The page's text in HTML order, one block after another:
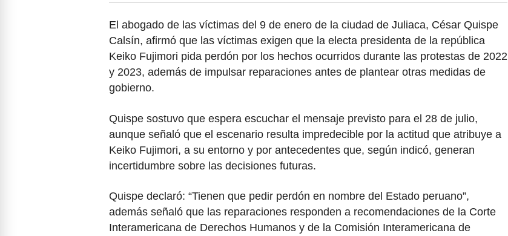
El abogado de las víctimas del 9 de enero de la ciudad de Juliaca, César Quispe
Calsín, afirmó que las víctimas exigen que la electa presidenta de la república
Keiko Fujimori pida perdón por los hechos ocurridos durante las protestas de 2022
y 2023, además de impulsar reparaciones antes de plantear otras medidas de
gobierno.
Quispe sostuvo que espera escuchar el mensaje previsto para el 28 de julio,
aunque señaló que el escenario resulta impredecible por la actitud que atribuye a
Keiko Fujimori, a su entorno y por antecedentes que, según indicó, generan
incertidumbre sobre las decisiones futuras.
Quispe declaró: “Tienen que pedir perdón en nombre del Estado peruano”,
además señaló que las reparaciones responden a recomendaciones de la Corte
Interamericana de Derechos Humanos y de la Comisión Interamericana de